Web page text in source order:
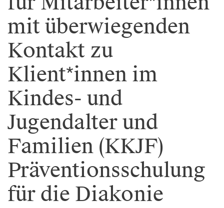
für Mitarbeiter*innen
mit überwiegenden
Kontakt zu
Klient*innen im
Kindes- und
Jugendalter und
Familien (KKJF)
Präventionsschulung
für die Diakonie